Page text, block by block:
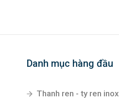
Danh mục hàng đầu
Thanh ren - ty ren inox